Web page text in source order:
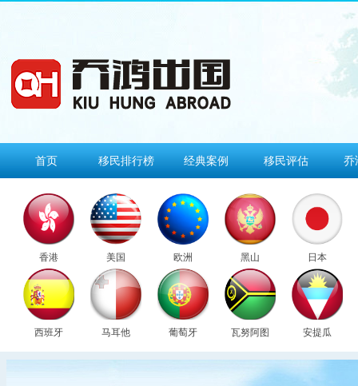
首页 移民排行榜 经典案例 移民评估 乔
香港 美国 欧洲 黑山 日本
西班牙 马耳他 葡萄牙 瓦努阿图 安提瓜